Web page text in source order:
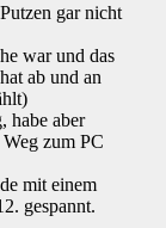
gar nicht
war und das
ab und an
habe aber
zum PC
mit einem
gespannt.